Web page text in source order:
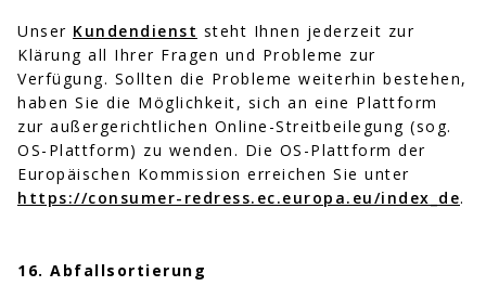
Unser Kundendienst steht Ihnen jederzeit zur
Klärung all Ihrer Fragen und Probleme zur
Verfügung. Sollten die Probleme weiterhin bestehen,
haben Sie die Möglichkeit, sich an eine Plattform
zur außergerichtlichen Online-Streitbeilegung (sog.
OS-Plattform) zu wenden. Die OS-Plattform der
Europäischen Kommission erreichen Sie unter
https://consumer-redress.ec.europa.eu/index_de.
16. Abfallsortierung